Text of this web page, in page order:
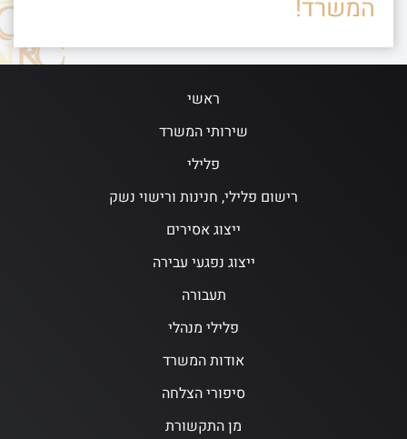
המשרד!
ראשי
שירותי המשרד
פלילי
רישום פלילי, חנינות ורישוי נשק
ייצוג אסירים
ייצוג נפגעי עבירה
תעבורה
פלילי מנהלי
אודות המשרד
סיפורי הצלחה
מן התקשורת